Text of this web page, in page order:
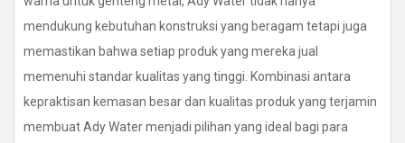
mendukung kebutuhan konstruksi yang beragam tetapi juga
memastikan bahwa setiap produk yang mereka jual
memenuhi standar kualitas yang tinggi. Kombinasi antara
kepraktisan kemasan besar dan kualitas produk yang terjamin
membuat Ady Water menjadi pilihan yang ideal bagi para